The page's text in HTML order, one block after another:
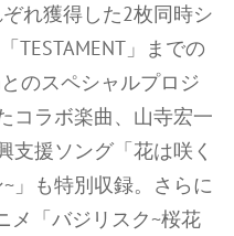
れ獲得した2枚同時シ
TESTAMENT」までの
のスペシャルプロジ
コラボ楽曲、山寺宏一
支援ソング「花は咲く
」も特別収録。さらに
メ「バジリスク~桜花